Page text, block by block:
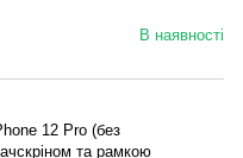
В наявності
12 Pro (без
та рамкою